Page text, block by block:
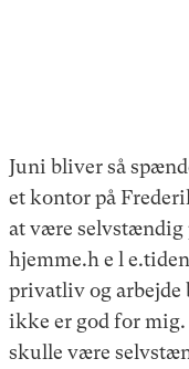
Juni bliver så
et kontor på
at være
hjemme.h e l
privatliv og arbejde
ikke er god for mig.
skulle være